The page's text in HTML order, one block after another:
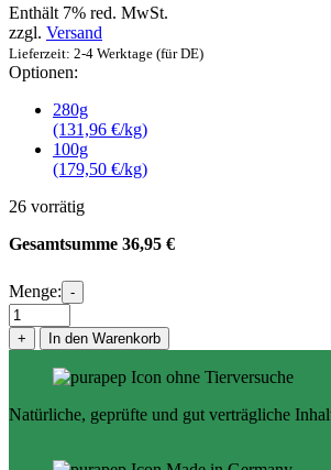
Enthält 7% red. MwSt.
zzgl. Versand
Lieferzeit: 2-4 Werktage (für DE)
Optionen:
280g
(131,96 €/kg)
100g
(179,50 €/kg)
26 vorrätig
Gesamtsumme 36,95 €
Menge: -
purapep
Haut
&
Hunde
+ In den Warenkorb
Natürliche, geprüfte und gut verträgliche